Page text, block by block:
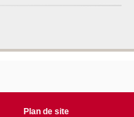
Plan de site